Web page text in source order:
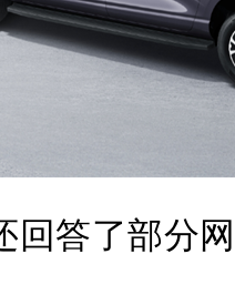
回答了部分